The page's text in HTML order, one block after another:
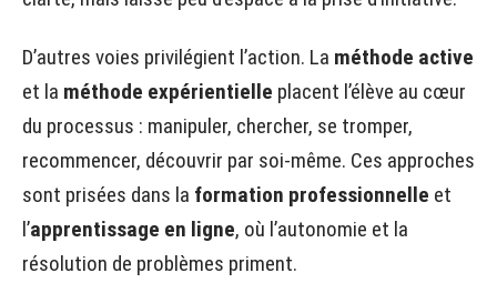
D’autres voies privilégient l’action. La méthode active
et la méthode expérientielle placent l’élève au cœur
du processus : manipuler, chercher, se tromper,
recommencer, découvrir par soi-même. Ces approches
sont prisées dans la formation professionnelle et
l’apprentissage en ligne, où l’autonomie et la
résolution de problèmes priment.